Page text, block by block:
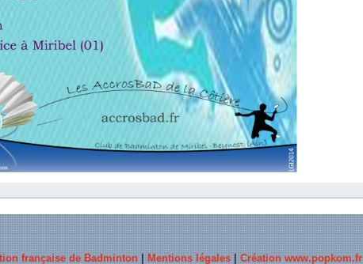
française de Badminton Mentions légales Création www.popkom.fr